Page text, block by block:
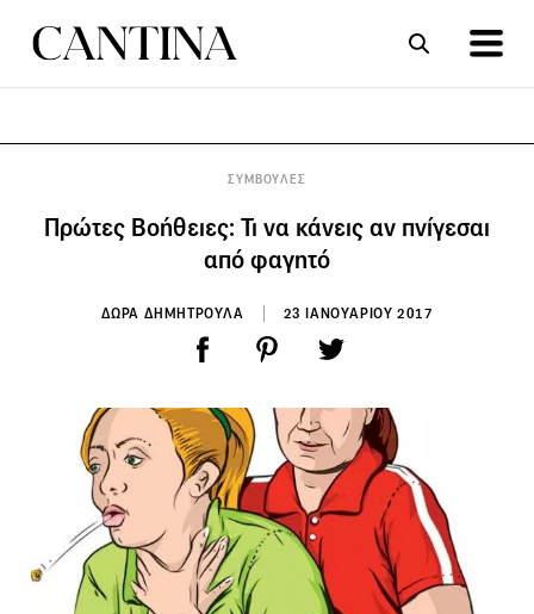
ΣΥΜΒΟΥΛΕΣ
Πρώτες Βοήθειες: Τι να κάνεις αν πνίγεσαι
από φαγητό
ΔΩΡΑ ΔΗΜΗΤΡΟΥΛΑ 23 ΙΑΝΟΥΑΡΙΟΥ 2017